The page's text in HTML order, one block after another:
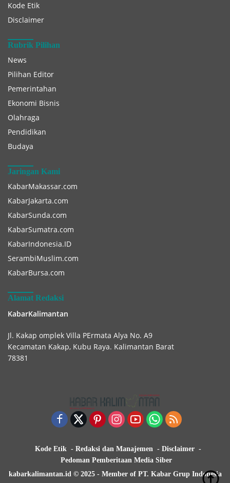
Kode Etik
Disclaimer
Rubrik Pilihan
News
Pilihan Editor
Pemerintahan
Ekonomi Bisnis
Olahraga
Pendidikan
Budaya
Jaringan Kami
KabarMakassar.com
KabarJakarta.com
KabarSunda.com
KabarSumatra.com
KabarIndonesia.ID
SerambiMuslim.com
KabarBursa.com
Alamat Redaksi
KabarKalimantan
Jl. Kakap omplek Villa PErmata Alya No. A9
Kecamatan Kakap, Kubu Raya. Kalimantan Barat
78381
Kode Etik Redaksi dan Manajemen
Disclaimer
Pedoman Pemberitaan Media Siber
kabarkalimantan.id © 2025 - Member of PT. Kabar Grup Indonesia